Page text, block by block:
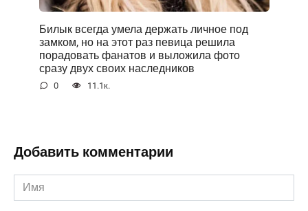
Билык всегда умела держать личное под
замком, но на этот раз певица решила
порадовать фанатов и выложила фото
сразу двух своих наследников
0 11.1к.
Добавить комментарии
Имя
*